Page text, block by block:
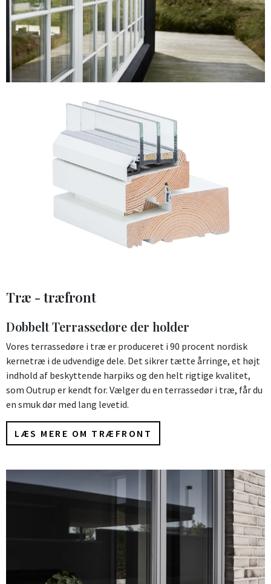
Træ - træfront
Dobbelt Terrassedøre der holder
Vores terrassedøre i træ er produceret i 90 procent nordisk
kernetræ i de udvendige dele. Det sikrer tætte årringe, et højt
indhold af beskyttende harpiks og den helt rigtige kvalitet,
som Outrup er kendt for. Vælger du en terrassedør i træ, får du
en smuk dør med lang levetid.
LÆS MERE OM TRÆFRONT